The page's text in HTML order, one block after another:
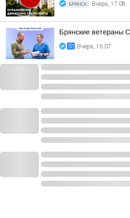
БРЯНСК Вчера, 17:08
Брянские ветераны
Вчера, 16:07